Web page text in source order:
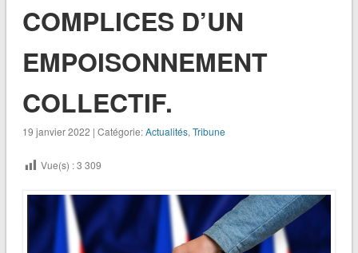
COMPLICES D’UN
EMPOISONNEMENT
COLLECTIF.
19 janvier 2022 | Catégorie:Actualités, Tribune
Vue(s) :3 309